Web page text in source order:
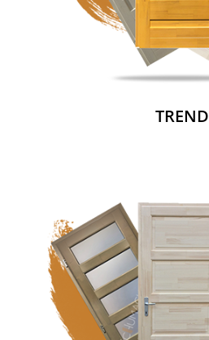
TREND